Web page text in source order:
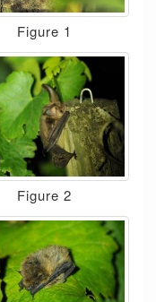
Figure 1
Figure 2